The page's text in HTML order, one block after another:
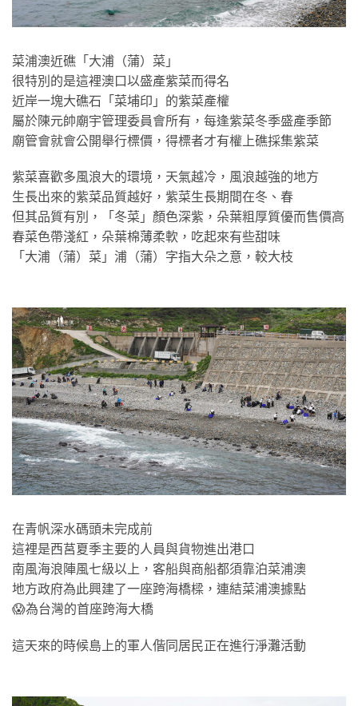
菜浦澳近礁「大浦（蒲）菜」
很特別的是這裡澳口以盛產紫菜而得名
近岸一塊大礁石「菜埔印」的紫菜產權
屬於陳元帥廟宇管理委員會所有，每逢紫菜冬季盛產季節
廟管會就會公開舉行標價，得標者才有權上礁採集紫菜
紫菜喜歡多風浪大的環境，天氣越冷，風浪越強的地方
生長出來的紫菜品質越好，紫菜生長期間在冬、春
但其品質有別，「冬菜」顏色深紫，朵葉粗厚質優而售價高
春菜色帶淺紅，朵葉棉薄柔軟，吃起來有些甜味
「大浦（蒲）菜」浦（蒲）字指大朵之意，較大枝
在青帆深水碼頭未完成前
這裡是西莒夏季主要的人員與貨物進出港口
南風海浪陣風七級以上，客船與商船都須靠泊菜浦澳
地方政府為此興建了一座跨海橋樑，連結菜浦澳據點
😱為台灣的首座跨海大橋
這天來的時候島上的軍人偕同居民正在進行淨灘活動